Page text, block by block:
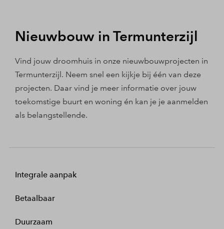
Nieuwbouw in Termunterzijl
Vind jouw droomhuis in onze nieuwbouwprojecten in
Termunterzijl. Neem snel een kijkje bij één van deze
projecten. Daar vind je meer informatie over jouw
toekomstige buurt en woning én kan je je aanmelden
als belangstellende.
Integrale aanpak
Betaalbaar
Duurzaam